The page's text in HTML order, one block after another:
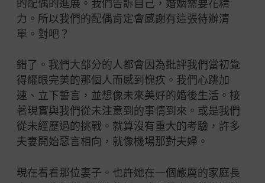
的配偶的進展。我們告訴自己，婚姻需要花精
力。所以我們的配偶肯定會感謝有這張待辦清
單。對吧？
錯了。我們大部分的人都會因為批評我們當初覺
得耀眼完美的那個人而感到愧疚。我們心跳加
速、立下誓言，並想像未來美好的婚後生活。接
著現實與我們從未注意到的事情到來。或是我們
從未經歷過的挑戰。就算沒有重大的考驗，許多
夫妻開始惡言相向，就像機場那對夫婦。
現在看看那位妻子。也許她在一個嚴厲的家庭長